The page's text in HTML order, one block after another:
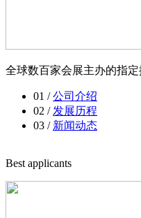
全球数百家会展主办的指
01 /公司介绍
02 / 发展历程
03 / 新闻动态
Best applicants